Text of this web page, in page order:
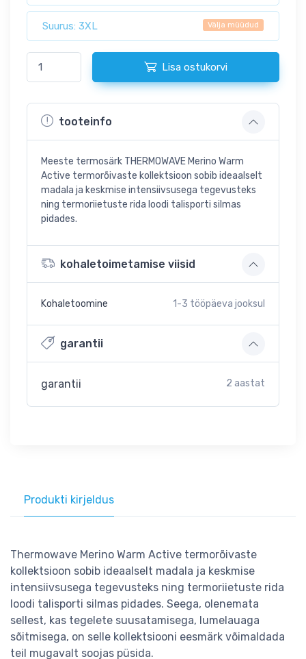
Suurus: 3XL Välja müüdud
Lisa ostukorvi
tooteinfo
Meeste termosärk THERMOWAVE Merino Warm
Active termorõivaste kollektsioon sobib ideaalselt
madala ja keskmise intensiivsusega tegevusteks
ning termoriietuste rida loodi talisporti silmas
pidades.
kohaletoimetamise viisid
Kohaletoomine 1-3 tööpäeva jooksul
garantii
garantii 2 aastat
Produkti kirjeldus
Thermowave Merino Warm Active termorõivaste
kollektsioon sobib ideaalselt madala ja keskmise
intensiivsusega tegevusteks ning termoriietuste rida
loodi talisporti silmas pidades. Seega, olenemata
sellest, kas tegelete suusatamisega, lumelauaga
sõitmisega, on selle kollektsiooni eesmärk võimaldada
teil mugavalt soojas püsida.